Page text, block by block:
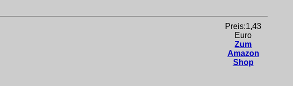
Preis:1,43
Euro
Zum
Amazon
Shop